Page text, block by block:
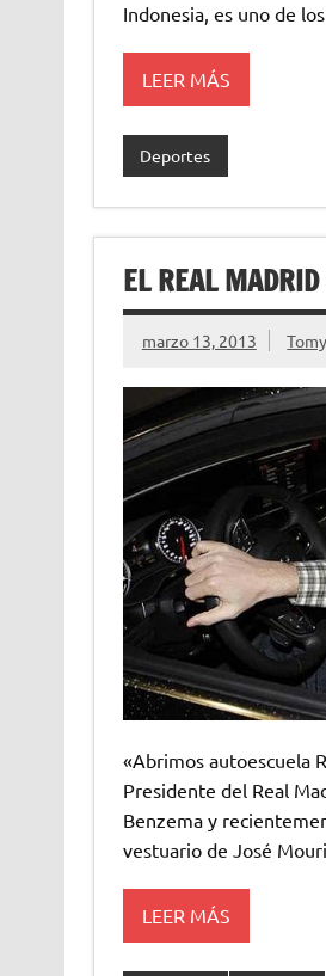
Indonesia, es uno de
LEER MÁS
Deportes
EL REAL
marzo 13, 2013
«Abrimos autoescuela
Presidente del Real
Benzema y
vestuario de José
LEER MÁS